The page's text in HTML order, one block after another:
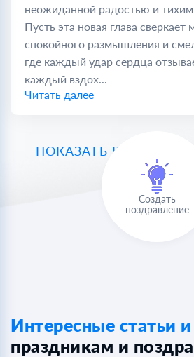
неожиданной радостью и
Пусть эта новая глава сверкает
спокойного размышления и
где каждый удар сердца
каждый вздох...
Читать далее
ПОКАЗАТЬ ВСЕ
Создать
поздравление
Интересные статьи
праздникам и